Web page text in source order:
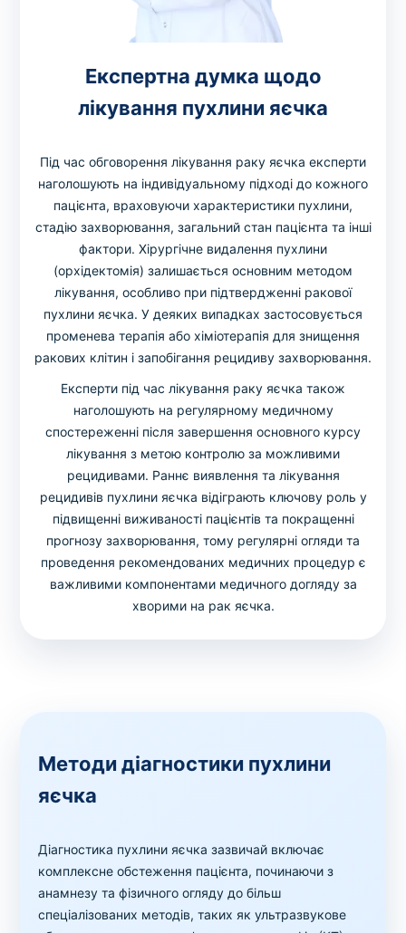
Експертна думка щодо
лікування пухлини яєчка
Під час обговорення лікування раку яєчка експерти
наголошують на індивідуальному підході до кожного
пацієнта, враховуючи характеристики пухлини,
стадію захворювання, загальний стан пацієнта та інші
фактори. Хірургічне видалення пухлини
(орхідектомія) залишається основним методом
лікування, особливо при підтвердженні ракової
пухлини яєчка. У деяких випадках застосовується
променева терапія або хіміотерапія для знищення
ракових клітин і запобігання рецидиву захворювання.
Експерти під час лікування раку яєчка також
наголошують на регулярному медичному
спостереженні після завершення основного курсу
лікування з метою контролю за можливими
рецидивами. Раннє виявлення та лікування
рецидивів пухлини яєчка відіграють ключову роль у
підвищенні виживаності пацієнтів та покращенні
прогнозу захворювання, тому регулярні огляди та
проведення рекомендованих медичних процедур є
важливими компонентами медичного догляду за
хворими на рак яєчка.
Методи діагностики пухлини
яєчка
Діагностика пухлини яєчка зазвичай включає
комплексне обстеження пацієнта, починаючи з
анамнезу та фізичного огляду до більш
спеціалізованих методів, таких як ультразвукове